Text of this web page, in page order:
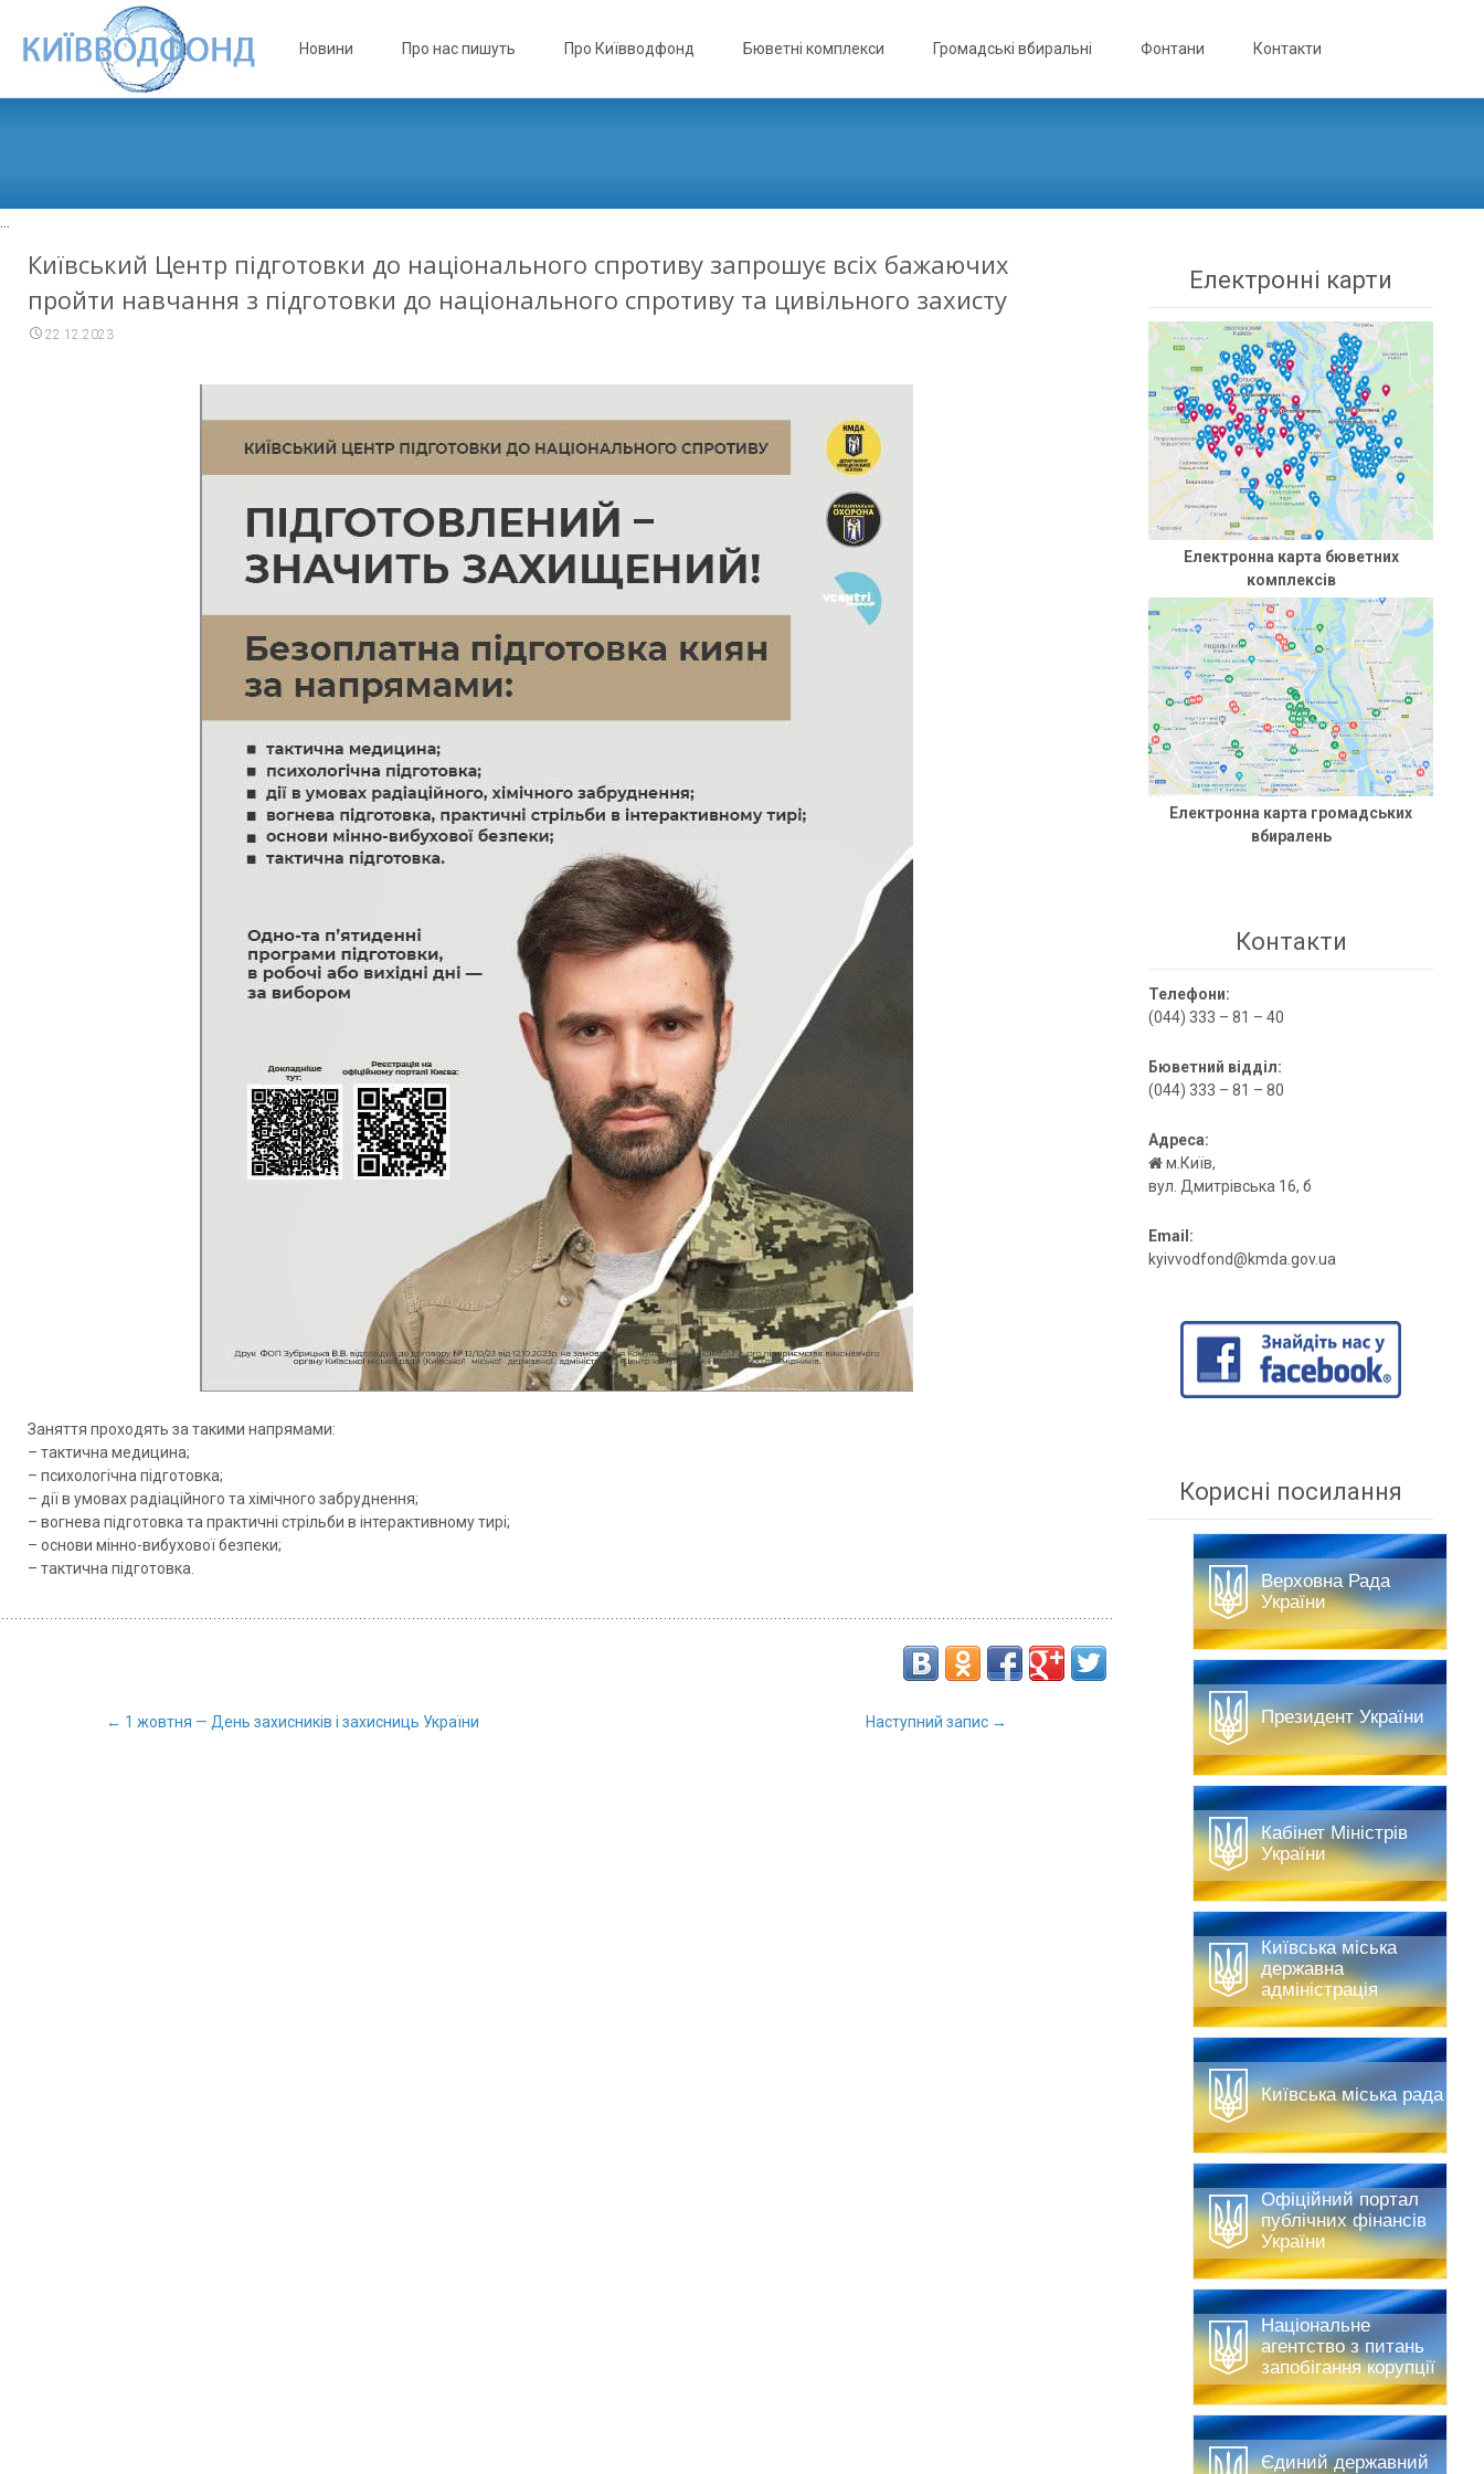
Новини Про нас пишуть Про Київводфонд Бюветні комплекси Громадські вбиральні Фонтани Контакти
...
Київський Центр підготовки до національного спротиву запрошує всіх бажаючих
пройти навчання з підготовки до національного спротиву та цивільного захисту
22.12.2023
Заняття проходять за такими напрямами:
– тактична медицина;
– психологічна підготовка;
– дії в умовах радіаційного та хімічного забруднення;
– вогнева підготовка та практичні стрільби в інтерактивному тирі;
– основи мінно-вибухової безпеки;
– тактична підготовка.
← 1 жовтня — День захисників і захисниць України Наступний запис →
Електронні карти
Електронна карта бюветних
комплексів
Електронна карта громадських
вбиралень
Контакти
Телефони:
(044) 333 – 81 – 40
Бюветний відділ:
(044) 333 – 81 – 80
Адреса:
м.Київ,
вул. Дмитрівська 16, б
Email:
kyivvodfond@kmda.gov.ua
Корисні посилання
Верховна Рада
України
Президент України
Кабінет Міністрів
України
Київська міська
державна
адміністрація
Київська міська рада
Офіційний портал
публічних фінансів
України
Національне
агентство з питань
запобігання корупції
Єдиний державний